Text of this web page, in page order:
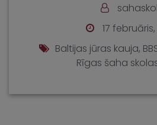
17
Baltijas jūras kauja,
Rīgas šaha